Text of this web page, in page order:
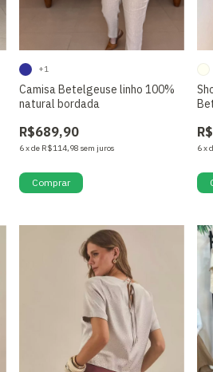
Camisa Betelgeuse linho 100%
natural bordada
R$689,90
6xde R$114,98 sem juros
+1
Comprar
6x